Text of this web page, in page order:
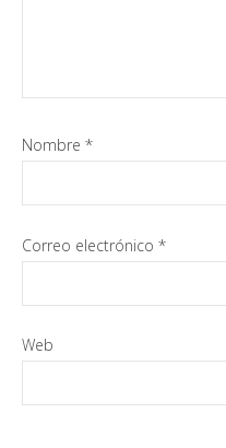
Nombre *
Correo electrónico *
Web